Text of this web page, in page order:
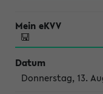
Donnerstag, 13.